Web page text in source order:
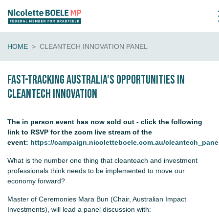
HOME CLEANTECH INNOVATION PANEL
Fast-tracking Australia's opportunities in
cleantech innovation
The in person event has now sold out - click the following
link to RSVP for the zoom live stream of the
event: https://campaign.nicoletteboele.com.au/
What is the number one thing that cleanteach and investment
professionals think needs to be implemented to move our
economy forward?
Master of Ceremonies Mara Bun (Chair, Australian Impact
Investments), will lead a panel discussion with: